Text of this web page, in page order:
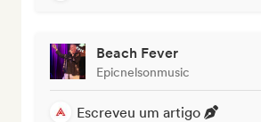
Beach Fever
Epicnelsonmusic
Escreveu um artigo